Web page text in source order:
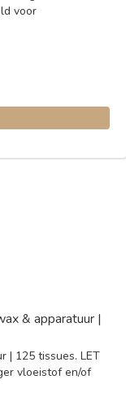
voor
& apparatuur |
| 125 tissues. LET
vloeistof en/of